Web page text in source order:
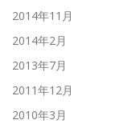
2014年11月
2014年2月
2013年7月
2011年12月
2010年3月